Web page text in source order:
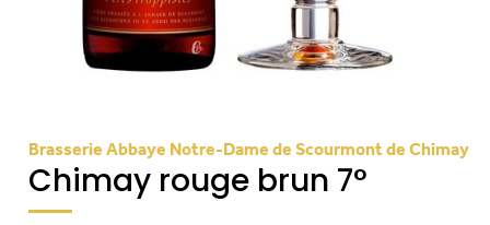
Brasserie Abbaye Notre-Dame de Scourmont de Chimay
Chimay rouge brun 7°